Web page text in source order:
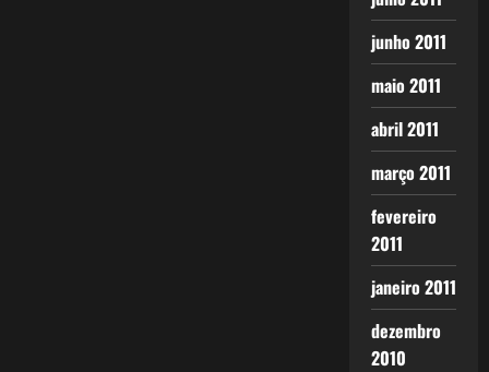
junho 2011
maio 2011
abril 2011
março 2011
fevereiro
2011
janeiro 2011
dezembro
2010